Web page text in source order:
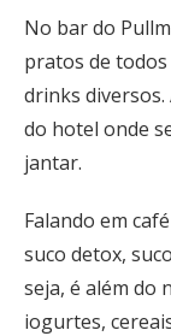
No bar do
pratos de
drinks
do hotel onde
jantar.
Falando em
suco detox,
seja, é além do
iogurtes,